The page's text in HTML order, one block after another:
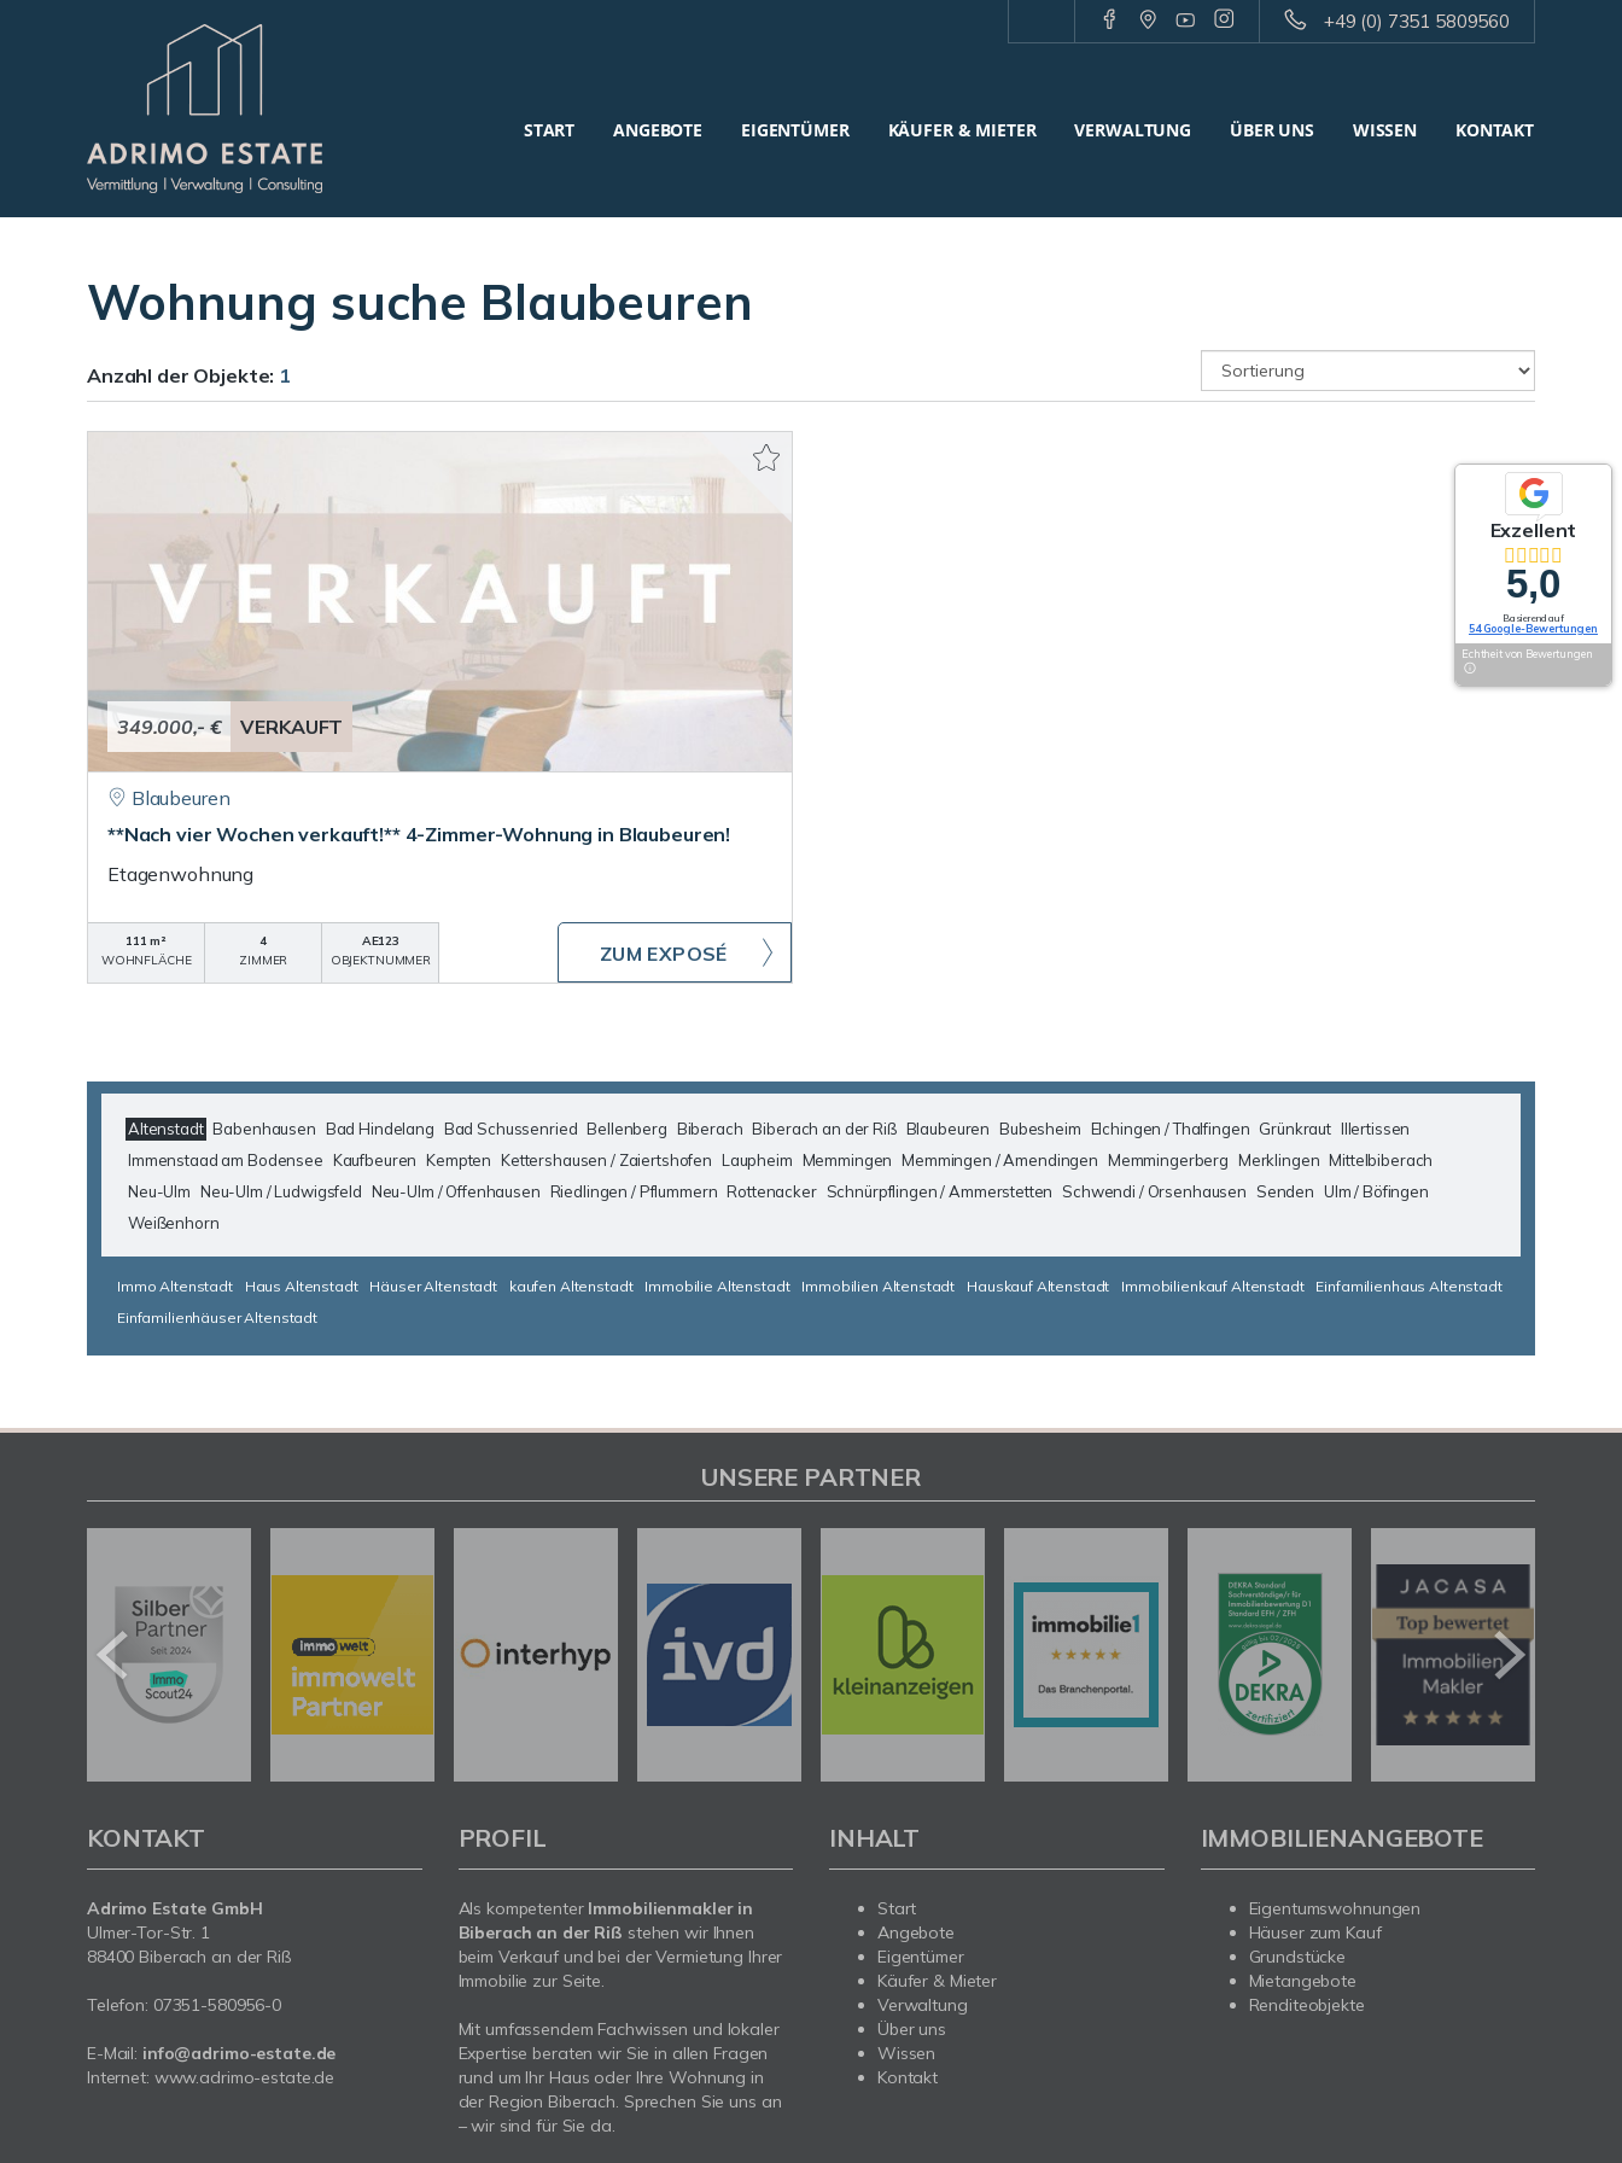
+49 (0) 7351 5809560
START ANGEBOTE EIGENTÜMER KÄUFER & MIETER VERWALTUNG ÜBER UNS WISSEN KONTAKT
Wohnung suche Blaubeuren
Anzahl der Objekte: 1
349.000,- € VERKAUFT
Blaubeuren
**Nach vier Wochen verkauft!** 4-Zimmer-Wohnung in Blaubeuren!
Etagenwohnung
111 m²
WOHNFLÄCHE
4
ZIMMER
AE123
OBJEKTNUMMER
ZUM EXPOSÉ
Altenstadt Babenhausen Bad Hindelang Bad Schussenried Bellenberg Biberach Biberach an der Riß Blaubeuren Bubesheim Elchingen / Thalfingen Grünkraut Illertissen
Immenstaad am Bodensee Kaufbeuren Kempten Kettershausen / Zaiertshofen Laupheim Memmingen Memmingen / Amendingen Memmingerberg Merklingen Mittelbiberach
Neu-Ulm Neu-Ulm / Ludwigsfeld Neu-Ulm / Offenhausen Riedlingen / Pflummern Rottenacker Schnürpflingen / Ammerstetten Schwendi / Orsenhausen Senden Ulm / Böfingen
Weißenhorn
Immo Altenstadt Haus Altenstadt Häuser Altenstadt kaufen Altenstadt Immobilie Altenstadt Immobilien Altenstadt Hauskauf Altenstadt Immobilienkauf Altenstadt
Einfamilienhaus Altenstadt
Einfamilienhäuser Altenstadt
Exzellent
5,0
Basierend auf
54 Google-Bewertungen
Echtheit von Bewertungen
UNSERE PARTNER
KONTAKT
Adrimo Estate GmbH
Ulmer-Tor-Str. 1
88400 Biberach an der Riß
Telefon: 07351-580956-0
E-Mail: info@adrimo-estate.de
Internet: www.adrimo-estate.de
PROFIL
Als kompetenter Immobilienmakler in
Biberach an der Riß stehen wir Ihnen
beim Verkauf und bei der Vermietung Ihrer
Immobilie zur Seite.
Mit umfassendem Fachwissen und lokaler
Expertise beraten wir Sie in allen Fragen
rund um Ihr Haus oder Ihre Wohnung in
der Region Biberach. Sprechen Sie uns an
– wir sind für Sie da.
INHALT
Start
Angebote
Eigentümer
Käufer & Mieter
Verwaltung
Über uns
Wissen
Kontakt
IMMOBILIENANGEBOTE
Eigentumswohnungen
Häuser zum Kauf
Grundstücke
Mietangebote
Renditeobjekte